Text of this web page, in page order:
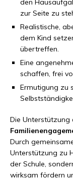
den
zur Seite zu
Realistische,
dem Kind
übertreffen.
Eine
schaffen, frei
Ermutigung zu
Die Unterstützung
Durch
Unterstützung zu
der Schule,
wirksam fördern